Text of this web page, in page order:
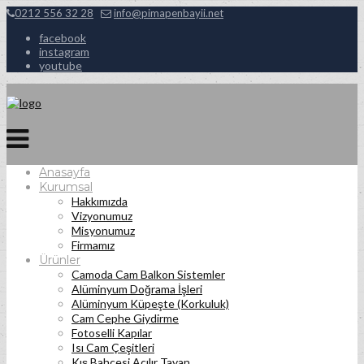
0212 556 32 28 info@pimapenbayii.net
facebook
instagram
youtube
Anasayfa
Kurumsal
Hakkımızda
Vizyonumuz
Misyonumuz
Firmamız
Ürünler
Camoda Cam Balkon Sistemler
Alüminyum Doğrama İşleri
Alüminyum Küpeşte (Korkuluk)
Cam Cephe Giydirme
Fotoselli Kapılar
Isı Cam Çeşitleri